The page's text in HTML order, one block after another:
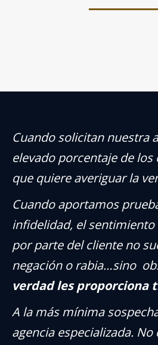
Cuando solicitan nuestra
elevado porcentaje de los
que quiere averiguar la
Cuando aportamos
infidelidad, el
por parte del cliente no
negación o rabia…sino
verdad les proporciona
A la más mínima
agencia especializada. No